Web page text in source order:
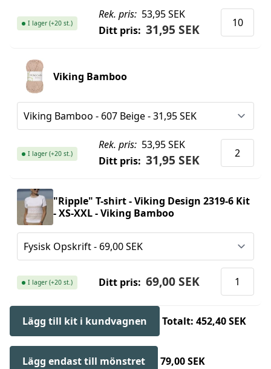
Rek. pris: 53,95 SEK
Ditt pris: 31,95 SEK
I lager (+20 st.)
Viking Bamboo
Rek. pris: 53,95 SEK
Ditt pris: 31,95 SEK
I lager (+20 st.)
"Ripple" T-shirt - Viking Design 2319-6 Kit
- XS-XXL - Viking Bamboo
Ditt pris: 69,00 SEK
I lager (+20 st.)
Lägg till kit i kundvagnen Totalt: 452,40 SEK
Lägg endast till mönstret 79,00 SEK